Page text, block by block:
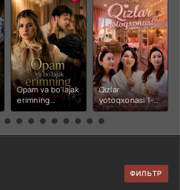
Opam va bo'lajak
erimning
xiyonati 1-2-3-4-
5-6-7-10-20-30-
Qizlar
yotoqxonasi 1-2-
3-4-5-6-7-10-20-
30-50-60-70-80-
tilida Barcha
qismlar 2026 HD
skachat